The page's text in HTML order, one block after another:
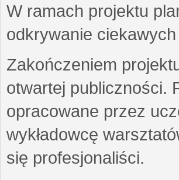
W ramach projektu
odkrywanie
Zakończeniem
otwartej publiczności.
opracowane przez
wykładowcę
się profesjonaliści.